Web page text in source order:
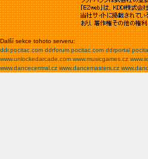
Další sekce tohoto serveru:
ddr.pocitac.com ddrforum.pocitac.com
www.unlockedarcade.com www.musicgames.cz
www.dancecentral.cz www.dancemasters.cz